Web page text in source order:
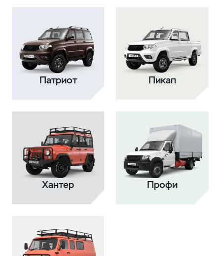
Патриот Пикап
Хантер Профи